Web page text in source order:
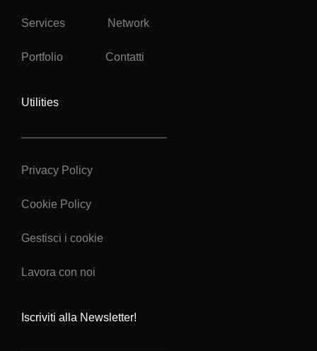
Services Network
Portfolio Contatti
Utilities
Privacy Policy
Cookie Policy
Gestisci i cookie
Lavora con noi
Iscriviti alla Newsletter!